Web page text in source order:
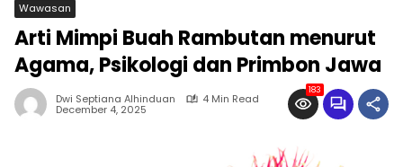
Wawasan
Arti Mimpi Buah Rambutan menurut
Agama, Psikologi dan Primbon Jawa
Dwi Septiana Alhinduan 4 Min Read
December 4, 2025
183